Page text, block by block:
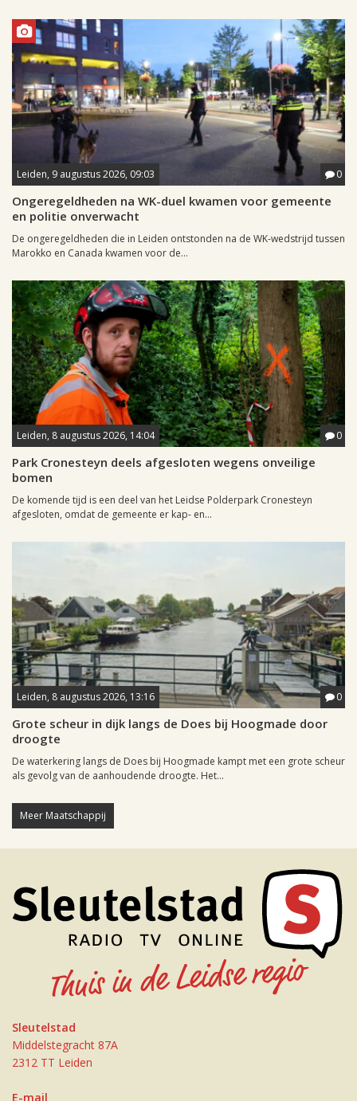
Leiden, 9 augustus 2026, 09:03 0
Ongeregeldheden na WK-duel kwamen voor gemeente
en politie onverwacht
De ongeregeldheden die in Leiden ontstonden na de WK-wedstrijd tussen
Marokko en Canada kwamen voor de...
Leiden, 8 augustus 2026, 14:04 0
Park Cronesteyn deels afgesloten wegens onveilige
bomen
De komende tijd is een deel van het Leidse Polderpark Cronesteyn
afgesloten, omdat de gemeente er kap- en...
Leiden, 8 augustus 2026, 13:16 0
Grote scheur in dijk langs de Does bij Hoogmade door
droogte
De waterkering langs de Does bij Hoogmade kampt met een grote scheur
als gevolg van de aanhoudende droogte. Het...
Meer Maatschappij
Sleutelstad
Middelstegracht 87A
2312 TT Leiden
E-mail